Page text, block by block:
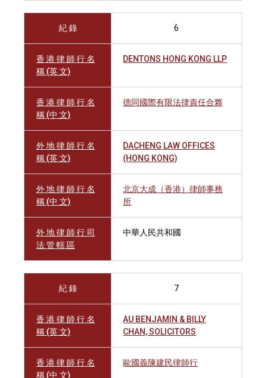
紀 錄 6
香 港 律 師 行 名
稱 (英 文)
DENTONS HONG KONG LLP
香 港 律 師 行 名
稱 (中 文)
德同國際有限法律責任合夥
外 地 律 師 行 名
稱 (英 文)
DACHENG LAW OFFICES
(HONG KONG)
外 地 律 師 行 名
稱 (中 文)
北京大成（香港）律師事務
所
外 地 律 師 行 司
法 管 轄 區
中華人民共和國
紀 錄 7
香 港 律 師 行 名
稱 (英 文)
AU BENJAMIN & BILLY
CHAN, SOLICITORS
香 港 律 師 行 名
稱 (中 文)
歐國義陳建民律師行